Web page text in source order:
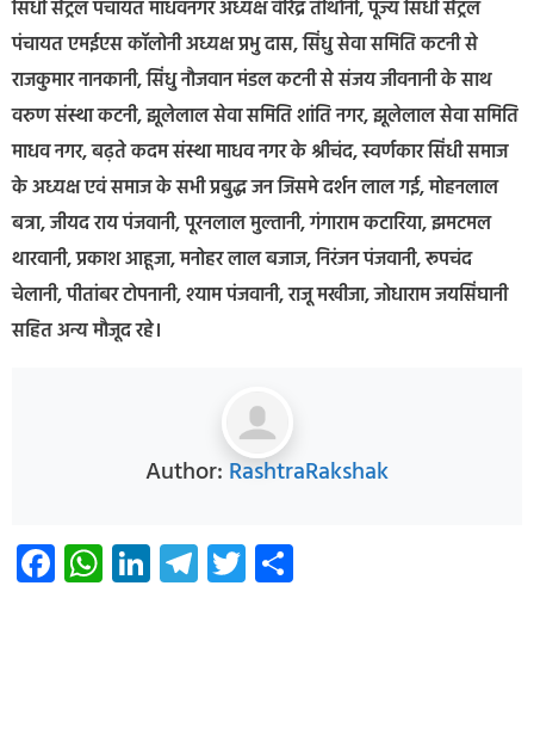
सिंधी सेंट्रल पंचायत माधवनगर अध्यक्ष वीरेंद्र तीर्थानी, पूज्य सिंधी सेंट्रल
पंचायत एमईएस कॉलोनी अध्यक्ष प्रभु दास, सिंधु सेवा समिति कटनी से
राजकुमार नानकानी, सिंधु नौजवान मंडल कटनी से संजय जीवनानी के साथ
वरुण संस्था कटनी, झूलेलाल सेवा समिति शांति नगर, झूलेलाल सेवा समिति
माधव नगर, बढ़ते कदम संस्था माधव नगर के श्रीचंद, स्वर्णकार सिंधी समाज
के अध्यक्ष एवं समाज के सभी प्रबुद्ध जन जिसमे दर्शन लाल गई, मोहनलाल
बत्रा, जीयद राय पंजवानी, पूरनलाल मुल्तानी, गंगाराम कटारिया, झमटमल
थारवानी, प्रकाश आहूजा, मनोहर लाल बजाज, निरंजन पंजवानी, रूपचंद
चेलानी, पीतांबर टोपनानी, श्याम पंजवानी, राजू मखीजा, जोधाराम जयसिंघानी
सहित अन्य मौजूद रहे।
Author: RashtraRakshak
Facebook
WhatsApp
LinkedIn
Telegram
Twitter